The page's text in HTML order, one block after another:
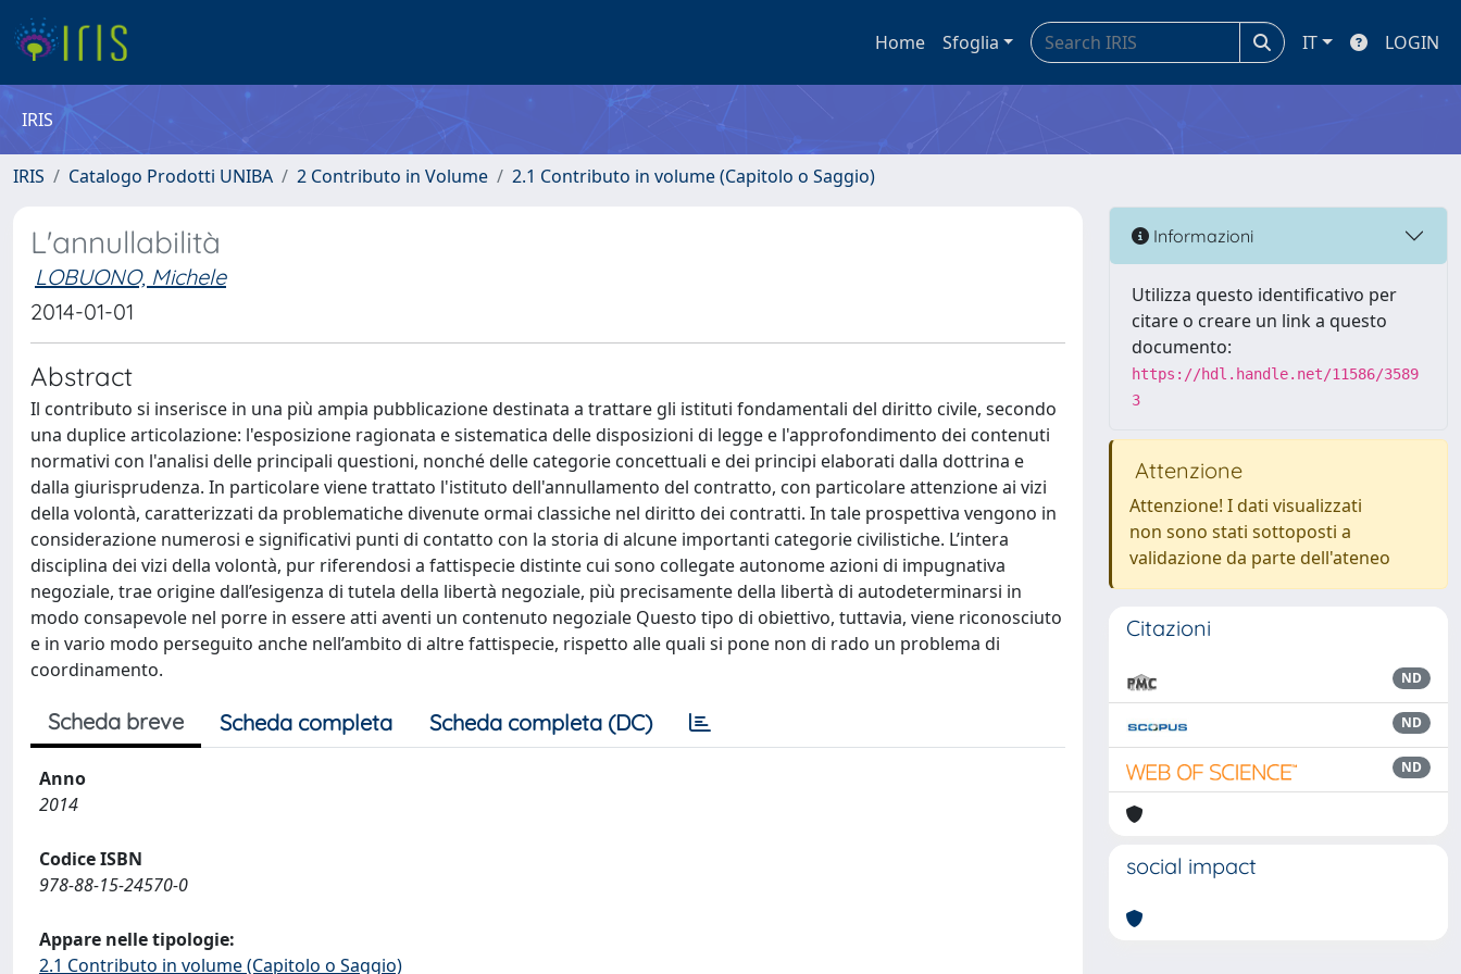
Home Sfoglia IT LOGIN
IRIS
IRIS Catalogo Prodotti UNIBA 2 Contributo in Volume 2.1 Contributo in volume (Capitolo o Saggio)
L'annullabilità
LOBUONO, Michele
2014-01-01
Abstract
Il contributo si inserisce in una più ampia pubblicazione destinata a trattare gli istituti fondamentali del diritto civile, secondo
una duplice articolazione: l'esposizione ragionata e sistematica delle disposizioni di legge e l'approfondimento dei contenuti
normativi con l'analisi delle principali questioni, nonché delle categorie concettuali e dei principi elaborati dalla dottrina e
dalla giurisprudenza. In particolare viene trattato l'istituto dell'annullamento del contratto, con particolare attenzione ai vizi
della volontà, caratterizzati da problematiche divenute ormai classiche nel diritto dei contratti. In tale prospettiva vengono in
considerazione numerosi e significativi punti di contatto con la storia di alcune importanti categorie civilistiche. L’intera
disciplina dei vizi della volontà, pur riferendosi a fattispecie distinte cui sono collegate autonome azioni di impugnativa
negoziale, trae origine dall’esigenza di tutela della libertà negoziale, più precisamente della libertà di autodeterminarsi in
modo consapevole nel porre in essere atti aventi un contenuto negoziale Questo tipo di obiettivo, tuttavia, viene riconosciuto
e in vario modo perseguito anche nell’ambito di altre fattispecie, rispetto alle quali si pone non di rado un problema di
coordinamento.
Scheda breve Scheda completa Scheda completa (DC)
Anno
2014
Codice ISBN
978-88-15-24570-0
Appare nelle tipologie:
2.1 Contributo in volume (Capitolo o Saggio)
Informazioni
Utilizza questo identificativo per
citare o creare un link a questo
documento:
https://hdl.handle.net/11586/3589
3
Attenzione
Attenzione! I dati visualizzati
non sono stati sottoposti a
validazione da parte dell'ateneo
Citazioni
ND
ND
ND
social impact